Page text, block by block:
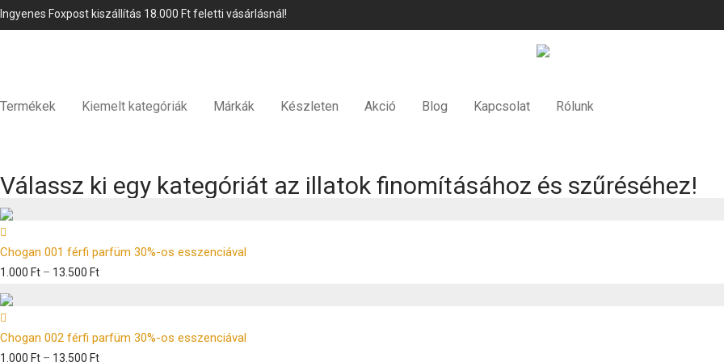
Ingyenes Foxpost kiszállítás 18.000 Ft feletti vásárlásnál!
Termékek Kiemelt kategóriák Márkák Készleten Akció Blog Kapcsolat Rólunk
Válassz ki egy kategóriát az illatok finomításához és szűréséhez!
Chogan 001 férfi parfüm 30%-os esszenciával
1.000 Ft – 13.500 Ft
Chogan 002 férfi parfüm 30%-os esszenciával
1.000 Ft – 13.500 Ft